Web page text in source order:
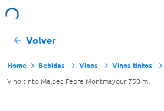
Volver
Bebidas Vinos Vinos tintos
Vino tinto Malbec Febre Montmayour 750 ml
Términos más buscados
Yerba
Cerveza
Doves
Jabon Tocador